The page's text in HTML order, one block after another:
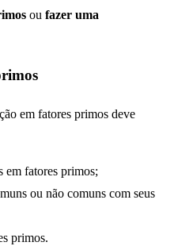
ou fazer uma
em fatores primos deve
em fatores primos;
ou não comuns com seus
primos.